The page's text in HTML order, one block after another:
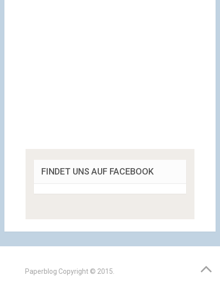
FINDET UNS AUF FACEBOOK
Paperblog Copyright © 2015.